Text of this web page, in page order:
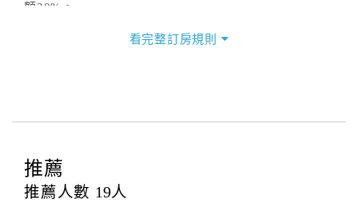
額30%。
場索取。
本網站提供簡單又安全的交易環境，在進行訂購前，需
請您先填寫個人資料。您的個人資料都僅供飯店使用，
看完整訂房規則
推薦
推薦人數 19人